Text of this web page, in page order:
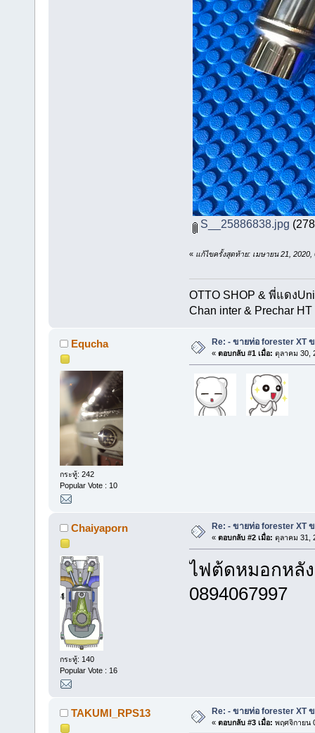
S__25886838.jpg
« แก้ไขครั้งสุดท้าย: เมษายน 21, 2020,
OTTO SHOP & พี่แดง
Chan inter & Prechar
Equcha
กระทู้: 242
Popular Vote : 10
Re: - ขายท่อ forester XT
« ตอบกลับ #1 เมื่อ: ตุลาคม 30,
Chaiyaporn
กระทู้: 140
Popular Vote : 16
Re: - ขายท่อ forester XT
« ตอบกลับ #2 เมื่อ: ตุลาคม 31,
ไฟต้ดหมอกหลั
0894067997
TAKUMI_RPS13 Re: - ขายท่อ forester XT
« ตอบกลับ #3 เมื่อ: พฤศจิกายน